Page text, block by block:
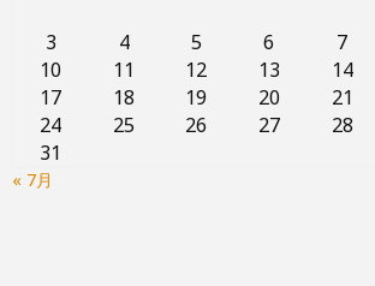
3
4 5 6 7
10
11 12 13 14
17
18 19 20 21
24
25 26 27 28
31
« 7月